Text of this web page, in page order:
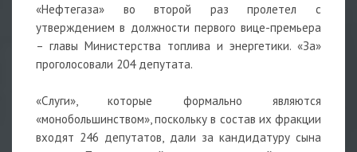
«Нефтегаза» во второй раз пролетел с
утверждением в должности первого вице-премьера
– главы Министерства топлива и энергетики. «За»
проголосовали 204 депутата.
«Слуги», которые формально являются
«монобольшинством», поскольку в состав их фракции
входят 246 депутатов, дали за кандидатуру сына